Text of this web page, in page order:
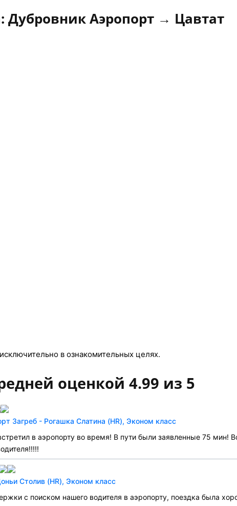
Дубровник Аэропорт → Цавтат
в ознакомительных целях.
оценкой 4.99 из 5
Загреб - Рогашка Слатина (HR), Эконом класс
в аэропорту во время! В пути были заявленные 75 мин!
Столив (HR), Эконом класс
с поиском нашего водителя в аэропорту, поездка была